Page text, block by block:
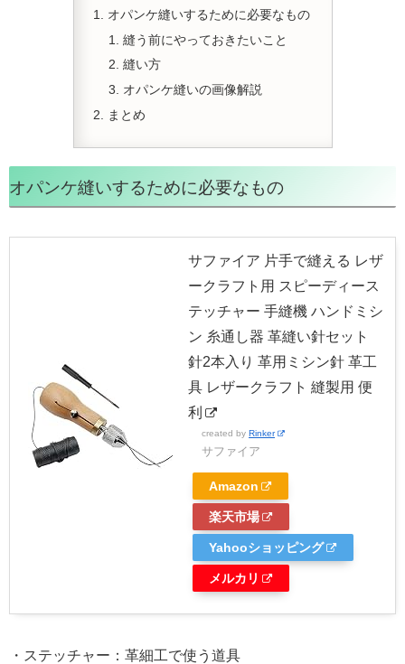
オパンケ縫いするために必要なもの
縫う前にやっておきたいこと
縫い方
オパンケ縫いの画像解説
まとめ
オパンケ縫いするために必要なもの
サファイア 片手で縫える レザ
ークラフト用 スピーディース
テッチャー 手縫機 ハンドミシ
ン 糸通し器 革縫い針セット
針2本入り 革用ミシン針 革工
具 レザークラフト 縫製用 便
利
created by Rinker
サファイア
Amazon
楽天市場
Yahooショッピング
メルカリ
・ステッチャー：革細工で使う道具